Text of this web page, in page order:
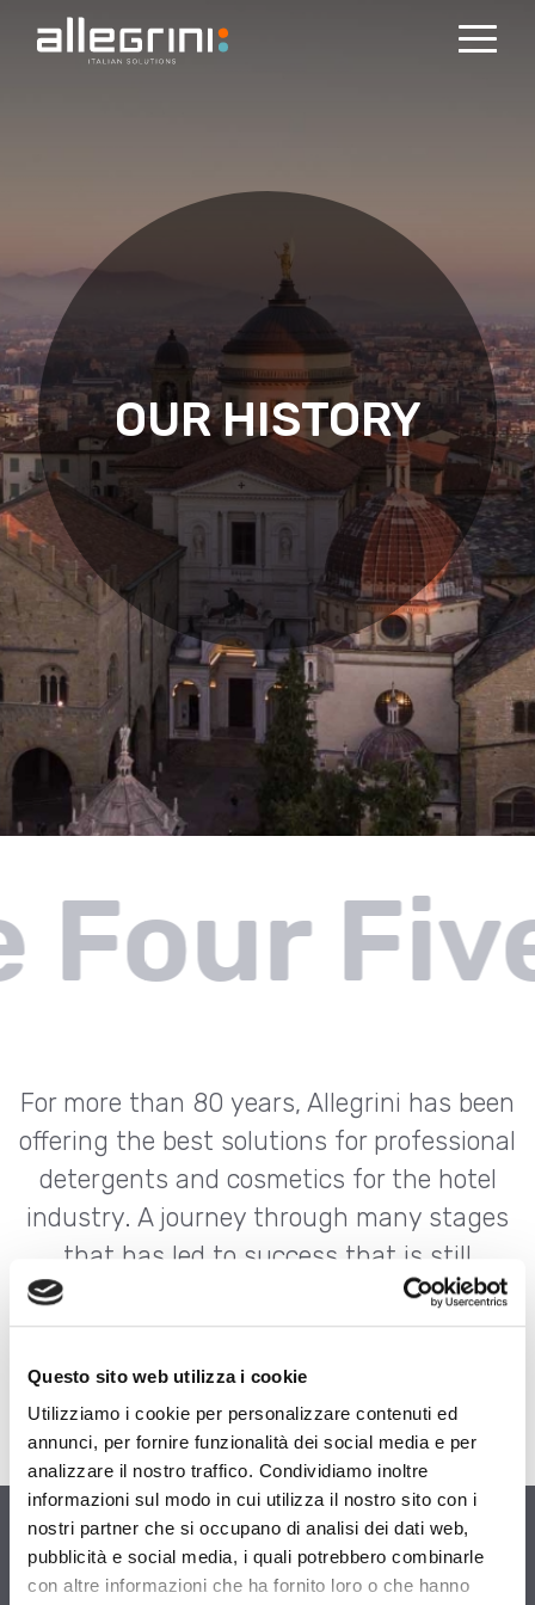
Questo sito web utilizza i cookie
Utilizziamo i cookie per personalizzare contenuti ed
annunci, per fornire funzionalità dei social media e per
analizzare il nostro traffico. Condividiamo inoltre
informazioni sul modo in cui utilizza il nostro sito con i
nostri partner che si occupano di analisi dei dati web,
pubblicità e social media, i quali potrebbero combinarle
con altre informazioni che ha fornito loro o che hanno
OUR HISTORY
Four
For more than 80 years, Allegrini has been
offering the best solutions for professional
detergents and cosmetics for the hotel
industry. A journey through many stages
that has led to success that is still
recognised today in the chemical and
cosmetics industry worldwide.